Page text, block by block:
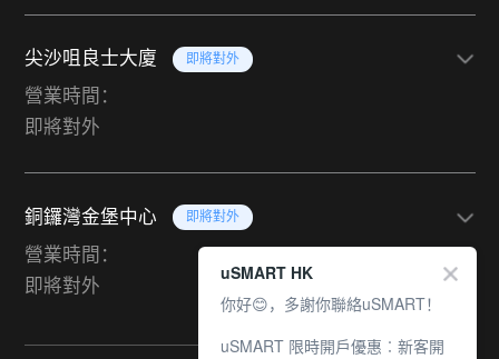
尖沙咀良士大廈 即將對外
營業時間：
即將對外
銅鑼灣金堡中心 即將對外
營業時間：
即將對外
uSMART HK
你好😊，多謝你聯絡uSMART！
uSMART 限時開戶優惠︰新客開